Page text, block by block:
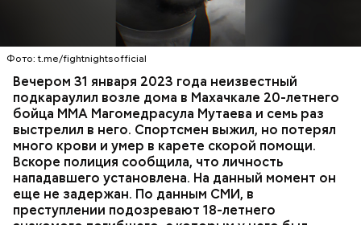
Фото: t.me/fightnightsofficial
Вечером 31 января 2023 года неизвестный
подкараулил возле дома в Махачкале 20-летнего
бойца ММА Магомедрасула Мутаева и семь раз
выстрелил в него. Спортсмен выжил, но потерял
много крови и умер в карете скорой помощи.
Вскоре полиция сообщила, что личность
нападавшего установлена. На данный момент он
еще не задержан. По данным СМИ, в
преступлении подозревают 18-летнего
Вечером 31 января Мутаев возвращался домой с
тренировки. Во дворе жилого дома на улице
Гапцахской в Махачкале на бойца напал
неизвестный. Он выскочил из подъезда, выстрелил
Очевидцы трагедии вызвали полицию и скорую
помощь, однако врачи оказались бессильны —
пострадавший умер по пути в больницу.
СПОРТ СЛЕДСТВЕННЫЙ КОМИТЕТ
ММА
РЕСПУБЛИКА ДАГЕСТАН
СМЕРТЬ